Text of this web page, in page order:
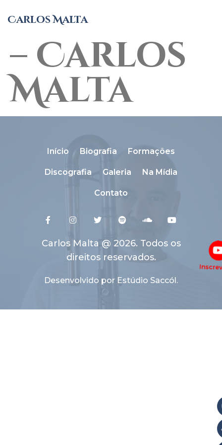
Carlos Malta
– Carlos
Malta
Início Biografia Formações
Discografia Galeria Na Mídia
Contato
Carlos Malta @ 2026. Todos os
direitos reservados.
Desenvolvido por Estúdio Saccól.